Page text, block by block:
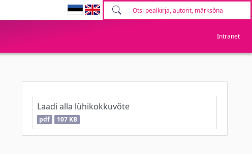
Intranet
Laadi alla lühikokkuvõte
pdf 107 KB